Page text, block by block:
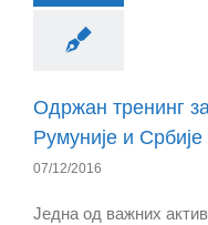
Одржан тренинг
Румуније и Србије
07/12/2016
Једна од важних